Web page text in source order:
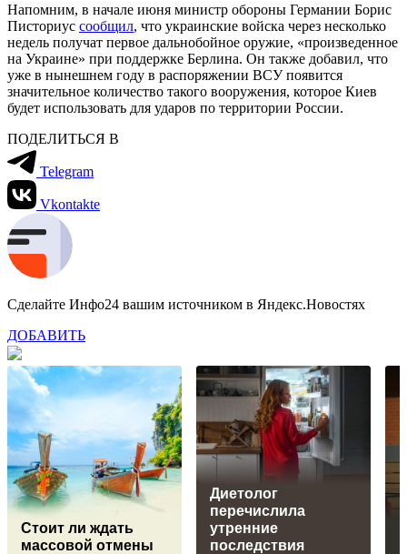
Напомним, в начале июня министр обороны Германии Борис
Писториус сообщил, что украинские войска через несколько
недель получат первое дальнобойное оружие, «произведенное
на Украине» при поддержке Берлина. Он также добавил, что
уже в нынешнем году в распоряжении ВСУ появится
значительное количество такого вооружения, которое Киев
будет использовать для ударов по территории России.
ПОДЕЛИТЬСЯ В
Telegram
Vkontakte
Сделайте Инфо24 вашим источником в Яндекс.Новостях
ДОБАВИТЬ
Стоит ли ждать
массовой отмены
Диетолог
перечислила
утренние
последствия